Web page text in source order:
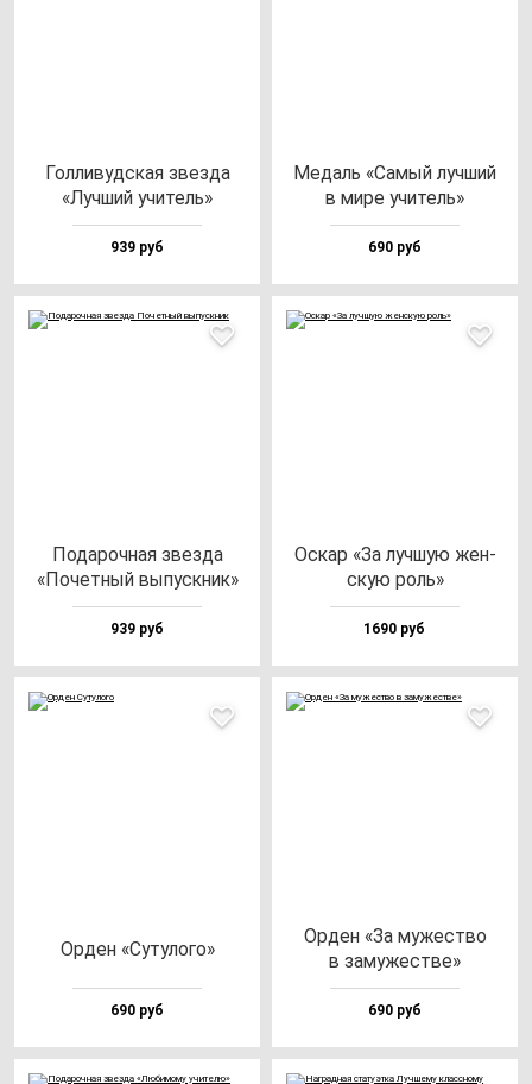
Гол­ли­вуд­ская звез­да
«Луч­ший учи­тель»
939 руб
Медаль «Самый луч­ший
в ми­ре учи­тель»
690 руб
Пода­роч­ная звез­да
«Почет­ный вы­пус­кник»
939 руб
Оскар «За луч­шую жен­
скую роль»
1690 руб
Орден «Суту­ло­го»
690 руб
Орден «За му­жес­тво
в за­му­жес­тве»
690 руб